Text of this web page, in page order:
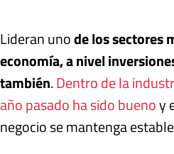
Lideran unode los sectores
economía, a nivel
también.Dentro de la
año pasado ha sido buenoy
negocio se mantenga